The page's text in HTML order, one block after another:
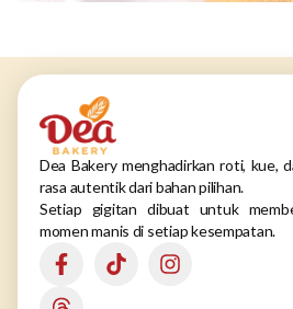
Dea Bakery menghadirkan roti, kue,
rasa autentik dari bahan pilihan.
Setiap gigitan dibuat untuk
momen manis di setiap kesempatan.